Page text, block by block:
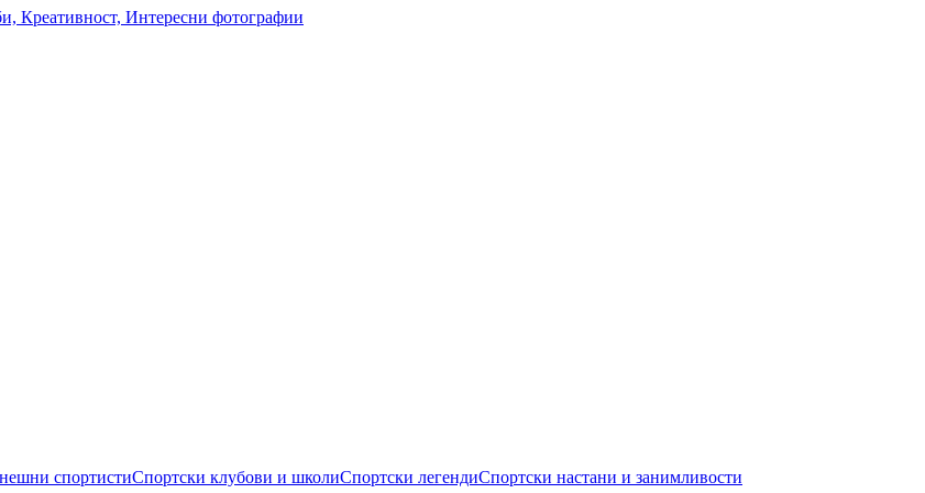
Креативност, Интересни фотографии
спортистиСпортски клубови и школиСпортски легендиСпортски настани и занимливости